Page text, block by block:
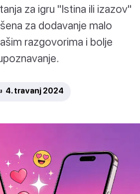
za igru "Istina ili izazov"
za dodavanje malo
razgovorima i bolje
travanj 2024